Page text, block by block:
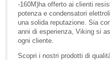
-160M)ha offerto ai clienti
potenza e condensatori
una solida reputazione. Sia
anni di esperienza, Viking si
ogni cliente.
Scopri i nostri prodotti di